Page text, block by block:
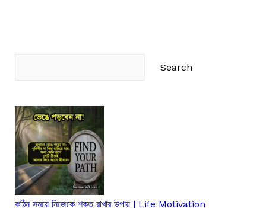
Search
কঠিন সময়ে নিজেকে শক্ত রাখার উপায় | Life Motivation